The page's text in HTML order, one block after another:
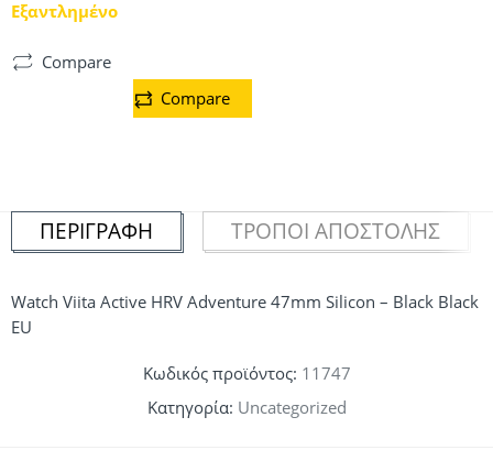
Εξαντλημένο
Compare
Compare
ΠΕΡΙΓΡΑΦΉ ΤΡΌΠΟΙ ΑΠΟΣΤΟΛΉΣ
Watch Viita Active HRV Adventure 47mm Silicon – Black Black
EU
Κωδικός προϊόντος: 11747
Κατηγορία: Uncategorized